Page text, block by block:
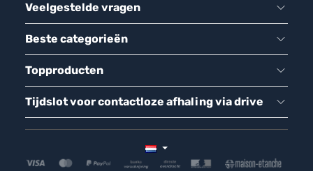
Veelgestelde vragen
Beste categorieën
Topproducten
Tijdslot voor contactloze afhaling via drive